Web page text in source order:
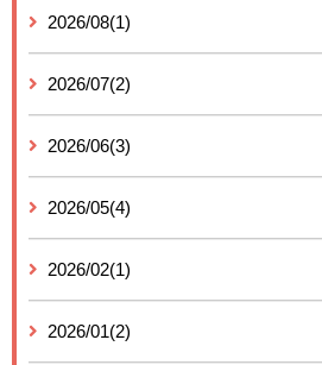
2026/08(1)
2026/07(2)
2026/06(3)
2026/05(4)
2026/02(1)
2026/01(2)